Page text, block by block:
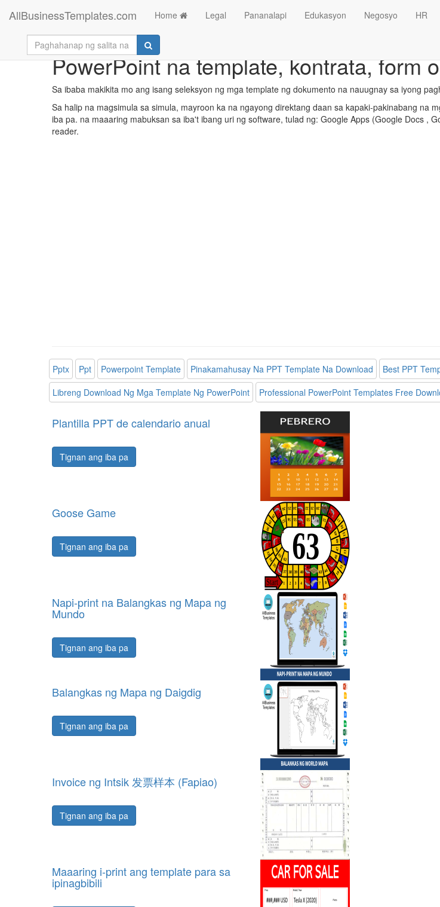
AllBusinessTemplates.com Home Legal Pananalapi Edukasyon Negosyo HR
PowerPoint na template, kontrata, form
Sa ibaba makikita mo ang isang seleksyon ng mga template ng dokumento na nauugnay sa iyong
Sa halip na magsimula sa simula, mayroon ka na ngayong direktang daan sa kapaki-pakinabang na
iba pa. na maaaring mabuksan sa iba't ibang uri ng software, tulad ng: Google Apps (Google Docs ,
reader.
Pptx Ppt Powerpoint Template Pinakamahusay Na PPT Template Na Download Best PPT
Libreng Download Ng Mga Template Ng PowerPoint
Professional PowerPoint Templates Free
Plantilla PPT de calendario anual
Tignan ang iba pa
Goose Game
Tignan ang iba pa
Napi-print na Balangkas ng Mapa ng
Mundo
Tignan ang iba pa
Balangkas ng Mapa ng Daigdig
Tignan ang iba pa
Invoice ng Intsik 发票样本 (Fapiao)
Tignan ang iba pa
Maaaring i-print ang template para sa
ipinagbibili